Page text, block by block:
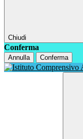
Chiudi
Conferma
Annulla Conferma